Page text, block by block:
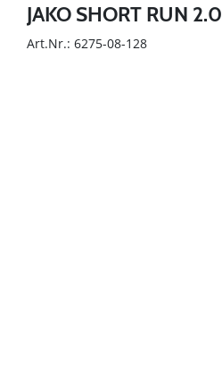
JAKO SHORT RUN 2.0
Art.Nr.: 6275-08-128